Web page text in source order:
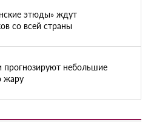
этюды» ждут
со всей страны
прогнозируют небольшие
жару